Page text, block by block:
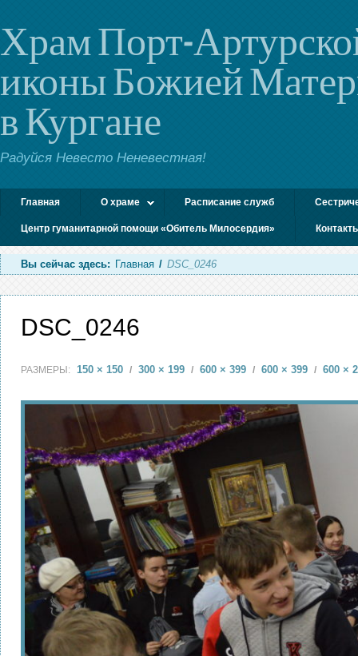
Храм Порт-
иконы Божией
в Кургане
Радуйся Невесто Неневестная!
Главная О храме Расписание служб
Центр гуманитарной помощи «Обитель Милосердия»
Вы сейчас здесь: Главная / DSC_0246
DSC_0246
РАЗМЕРЫ: 150 × 150 / 300 × 199 / 600 × 399 / 600 × 399 / 600 ×